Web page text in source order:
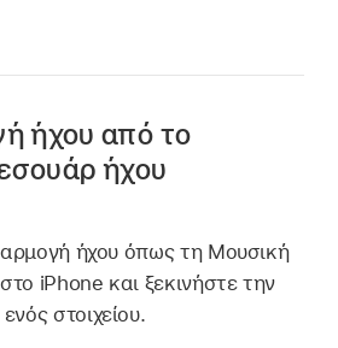
ήχου από το
ήχου
ήχου όπως τη Μουσική
iPhone και ξεκινήστε την
στοιχείου.